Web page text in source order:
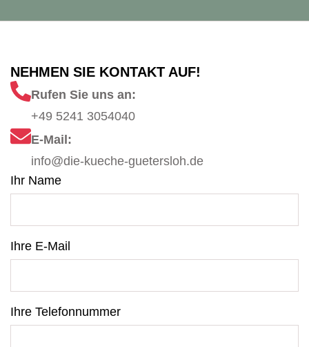
NEHMEN SIE KONTAKT AUF!
Rufen Sie uns an:
+49 5241 3054040
E-Mail:
info@die-kueche-guetersloh.de
Ihr Name
Ihre E-Mail
Ihre Telefonnummer